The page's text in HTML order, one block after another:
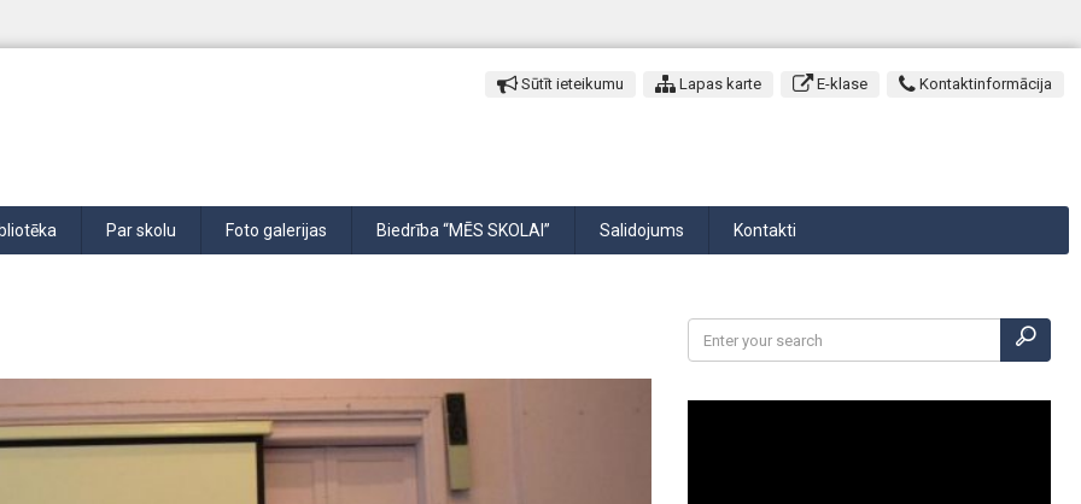
Sūtīt ieteikumu Lapas karte E-klase Kontaktinformācija
Par skolu Foto galerijas Biedrība “MĒS SKOLAI” Salidojums Kontakti